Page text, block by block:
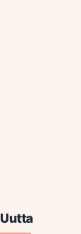
Uutta